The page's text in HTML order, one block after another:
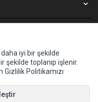
D-100 Yanyolu, 34010
B2 Blok Kat:9)
iyi bir şekilde
şekilde toplanıp işlenir.
Gizlilik Politikamızı